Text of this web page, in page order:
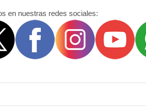
en nuestras redes sociales: